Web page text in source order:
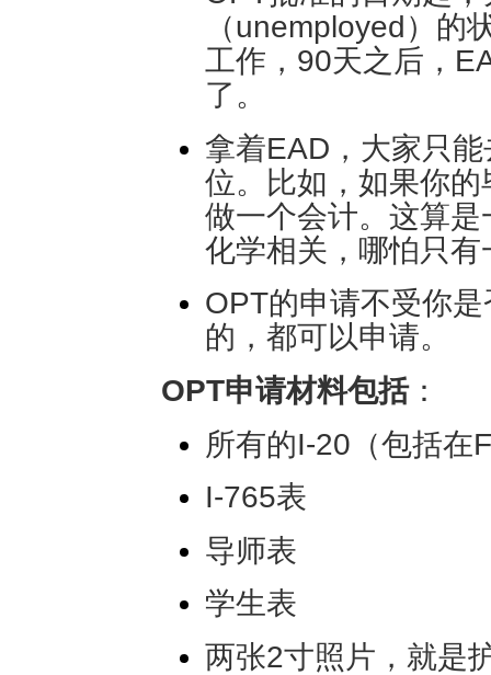
（unemployed）的
工作，90天之后，
了。
拿着EAD，大家只
位。比如，如果你
做一个会计。这算
化学相关，哪怕只有
OPT的申请不受你
的，都可以申请。
OPT申请材料包括：
所有的I-20（包括在
I-765表
导师表
学生表
两张2寸照片，就是